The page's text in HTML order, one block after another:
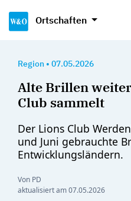
Ortschaften
Region • 07.05.2026
Alte Brillen
Club sammelt
Der Lions Club
und Juni gebrauchte
Entwicklungsländern.
Von PD
aktualisiert am07.05.2026